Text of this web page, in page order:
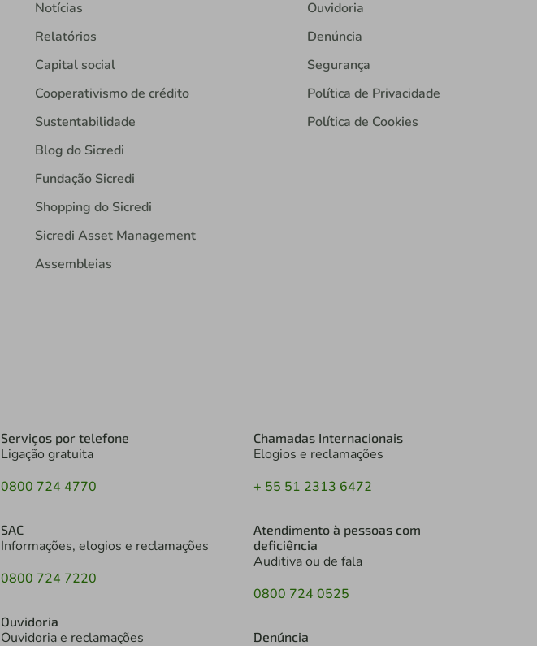
Notícias
Relatórios
Capital social
Cooperativismo de crédito
Sustentabilidade
Blog do Sicredi
Fundação Sicredi
Shopping do Sicredi
Sicredi Asset Management
Assembleias
Ouvidoria
Denúncia
Segurança
Política de Privacidade
Política de Cookies
Serviços por telefone
Ligação gratuita
0800 724 4770
SAC
Informações, elogios e reclamações
0800 724 7220
Ouvidoria
Ouvidoria e reclamações
Chamadas Internacionais
Elogios e reclamações
+ 55 51 2313 6472
Atendimento à pessoas com
deficiência
Auditiva ou de fala
0800 724 0525
Denúncia